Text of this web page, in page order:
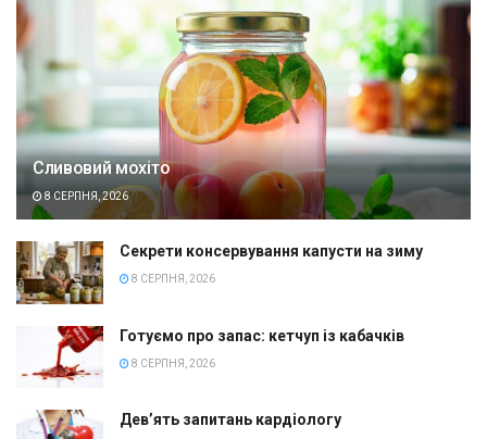
Сливовий мохіто
8 СЕРПНЯ, 2026
Секрети консервування капусти на зиму
8 СЕРПНЯ, 2026
Готуємо про запас: кетчуп із кабачків
8 СЕРПНЯ, 2026
Дев’ять запитань кардіологу